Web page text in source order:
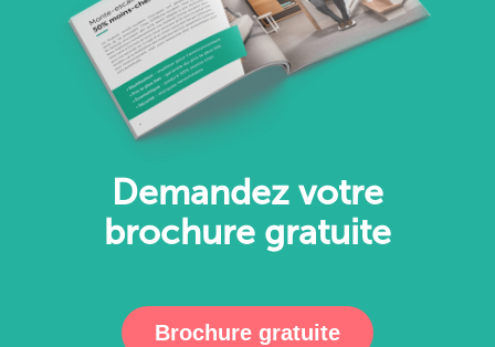
Demandez votre
brochure gratuite
Brochure gratuite